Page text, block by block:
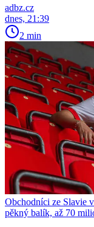
adbz.cz
dnes, 21:39
2 min
Obchodníci ze Slavie
pěkný balík, až 70